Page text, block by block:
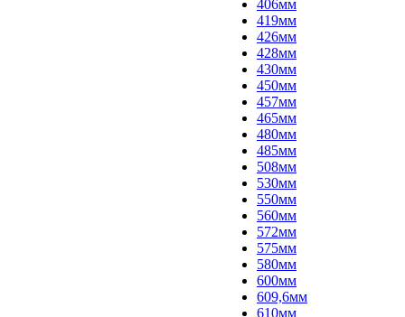
406мм
419мм
426мм
428мм
430мм
450мм
457мм
465мм
480мм
485мм
508мм
530мм
550мм
560мм
572мм
575мм
580мм
600мм
609,6мм
610мм